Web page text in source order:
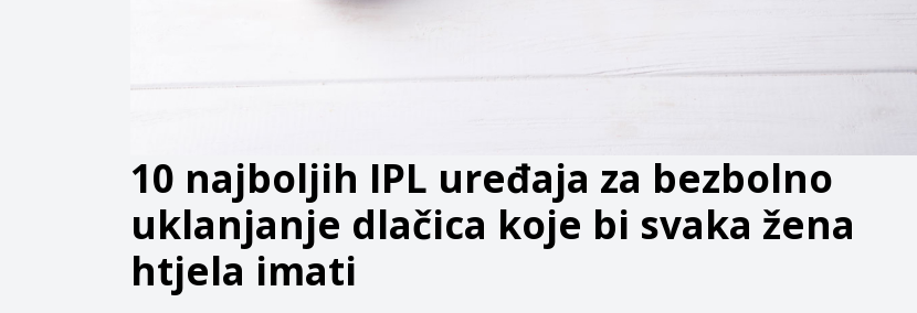
10 najboljih IPL uređaja za bezbolno
uklanjanje dlačica koje bi svaka žena
htjela imati